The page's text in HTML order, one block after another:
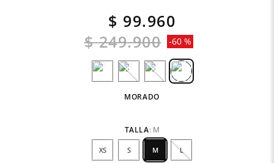
$ 99.960
$ 249.900 -60 %
MORADO
TALLA: M
XS S M L